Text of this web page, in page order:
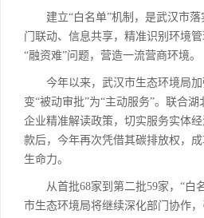
建立“白名单”机制，是武汉市落
门联动、信息共享，精准识别环境
“融资难”问题，营造一流营商环境。
今年以来，武汉市生态环境局加
变“被动审批”为“主动服务”。联合
企业精准解读政策，切实服务实体
款后，今年再次凭借其碳排放权，
生命力。
从首批68家到第二批59家，“白名
市生态环境局将继续深化部门协作